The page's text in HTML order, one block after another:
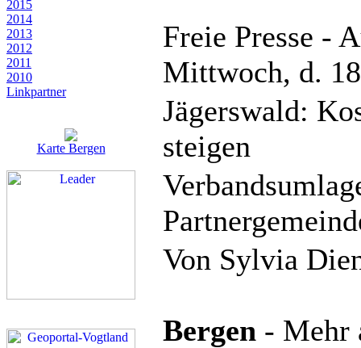
2015
2014
2013
2012
2011
2010
Linkpartner
Karte Bergen
Freie Presse -
Mittwoch, d.
Jägerswald:
steigen
Von Sylvia
Bergen - Mehr